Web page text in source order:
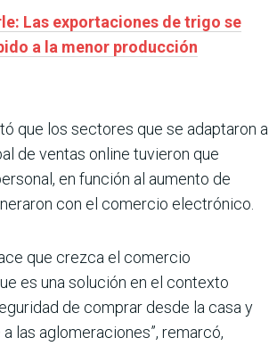
Las exportaciones de trigo se
a la menor producción
que los sectores que se adaptaron a
de ventas online tuvieron que
en función al aumento de
con el comercio electrónico.
que crezca el comercio
es una solución en el contexto
de comprar desde la casa y
las aglomeraciones”, remarcó,